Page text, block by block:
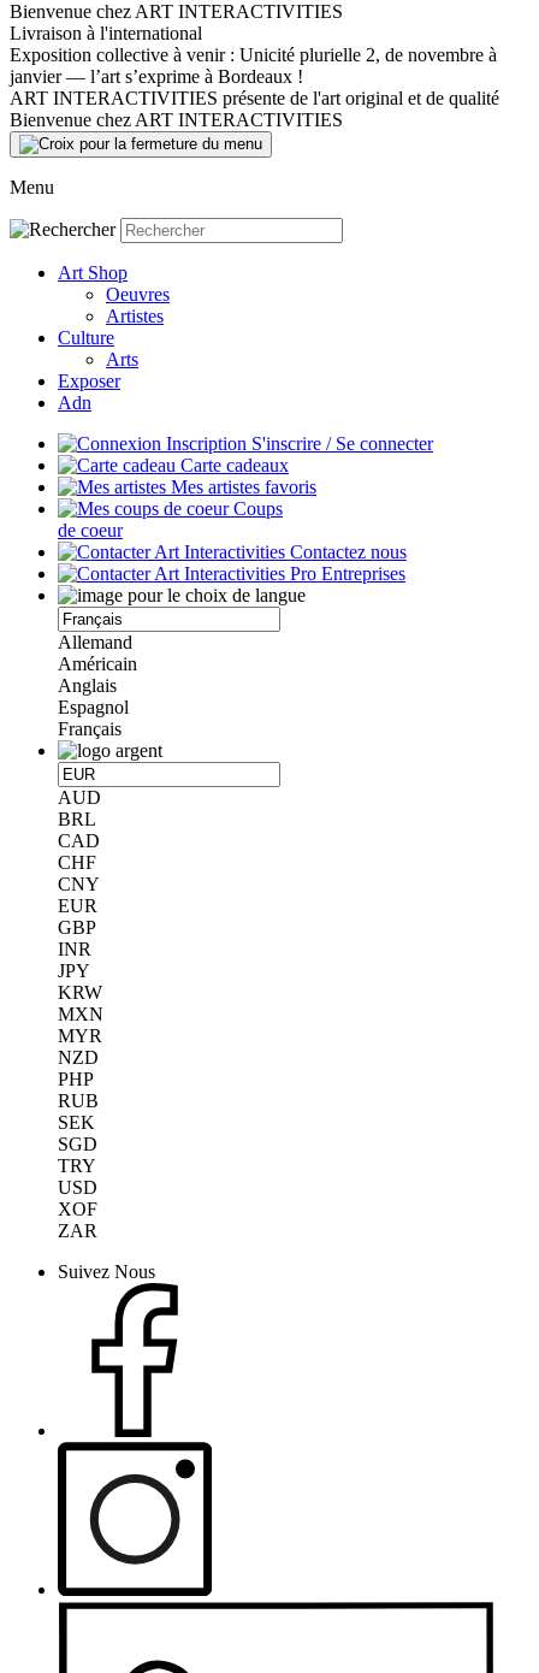
Bienvenue chez ART INTERACTIVITIES
Livraison à l'international
Exposition collective à venir : Unicité plurielle 2, de novembre à
janvier — l’art s’exprime à Bordeaux !
ART INTERACTIVITIES présente de l'art original et de qualité
Bienvenue chez ART INTERACTIVITIES
Menu
Art Shop
Oeuvres
Artistes
Culture
Arts
Exposer
Adn
S'inscrire / Se connecter
Carte cadeaux
Mes artistes favoris
Coups
de coeur
Contactez nous
Entreprises
Allemand
Américain
Anglais
Espagnol
Français
AUD
BRL
CAD
CHF
CNY
EUR
GBP
INR
JPY
KRW
MXN
MYR
NZD
PHP
RUB
SEK
SGD
TRY
USD
XOF
ZAR
Suivez Nous